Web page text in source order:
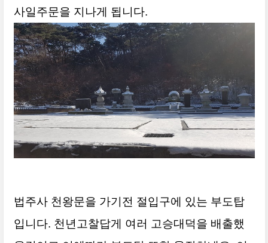
사일주문을 지나게 됩니다.
법주사 천왕문을 가기전 절입구에 있는 부도탑
입니다. 천년고찰답게 여러 고승대덕을 배출했